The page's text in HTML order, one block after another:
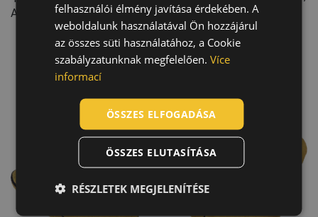
Autóipar
CZECH
HUNGARIAN
SLOVAK
GERMAN
felhasználói élmény javítása érdekében. A
weboldalunk használatával Ön hozzájárul
az összes süti használatához, a Cookie
szabályzatunknak megfelelően. Více
informací
ÖSSZES ELFOGADÁSA
ÖSSZES ELUTASÍTÁSA
RÉSZLETEK MEGJELENÍTÉSE